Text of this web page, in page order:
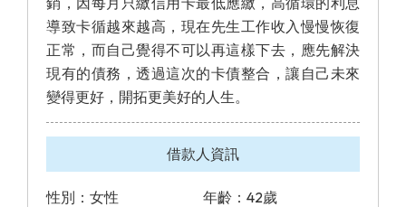
導致卡循越來越高，現在先生工作收入慢慢恢復
正常，而自己覺得不可以再這樣下去，應先解決
現有的債務，透過這次的卡債整合，讓自己未來
變得更好，開拓更美好的人生。
借款人資訊
性別：女性
年齡：42歲